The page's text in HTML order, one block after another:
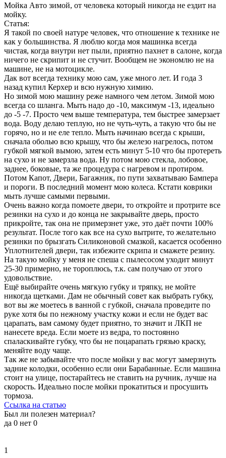
Мойка Авто зимой, от человека который никогда не ездит на
мойку.
Статья:
Я такой по своей натуре человек, что отношение к технике не
как у большинства. Я люблю когда моя машинка всегда
чистая, когда внутри нет пыли, приятно пахнет в салоне, когда
ничего не скрипит и не стучит. Вообщем не экономлю не на
машине, не на мотоцикле.
Дак вот всегда технику мою сам, уже много лет. И года 3
назад купил Керхер и всю нужную химию.
Но зимой мою машину реже намного чем летом. Зимой мою
всегда со шланга. Мыть надо до -10, максимум -13, идеально
до -5 -7. Просто чем выше температура, тем быстрее замерзает
вода. Воду делаю теплую, но не чуть-чуть, а такую что бы не
горячо, но и не еле тепло. Мыть начинаю всегда с крыши,
сначала оболью всю крышу, что бы железо нагрелось, потом
губкой мягкой вымою, затем есть минут 5-10 что бы протереть
на сухо и не замерзла вода. Ну потом мою стекла, лобовое,
заднее, боковые, та же процедура с нагревом и протиром.
Потом Капот, Двери, Багажник, по пути захватываю Бампера
и пороги. В последний момент мою колеса. Кстати коврики
мыть лучше самыми первыми.
Очень важно когда помоете двери, то откройте и протрите все
резинки на сухо и до конца не закрывайте дверь, просто
прикройте, так она не примерзнет уже, это даёт почти 100%
результат. После того как все на сухо вытрите, то желательно
резинки по брызгать Силиконовой смазкой, касается особенно
Уплотнителей двери, так избежите скрипа и смажете резину.
На такую мойку у меня не спеша с пылесосом уходит минут
25-30 примерно, не тороплюсь, т.к. сам получаю от этого
удовольствие.
Ещё выбирайте очень мягкую губку и тряпку, не мойте
никогда щетками. Дам не обычный совет как выбрать губку,
вот вы же моетесь в ванной с губкой, сначала проведите по
руке хотя бы по нежному участку кожи и если не будет вас
царапать, вам самому будет приятно, то значит и ЛКП не
нанесете вреда. Если моете из ведра, то постоянно
спаласкивайте губку, что бы не поцарапать грязью краску,
меняйте воду чаще.
Так же не забывайте что после мойки у вас могут замерзнуть
задние колодки, особенно если они Барабанные. Если машина
стоит на улице, постарайтесь не ставить на ручник, лучше на
скорость. Идеально после мойки прокатиться и просушить
тормоза.
Ссылка на статью
Был ли полезен материал?
да 0 нет 0
1